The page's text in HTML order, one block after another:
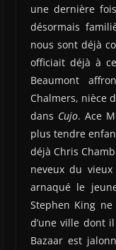
une dernière
désormais
nous sont déjà
officiait déjà à
Beaumont
Chalmers, nièce
dans Cujo. Ace
plus tendre
déjà Chris
neveux du
arnaqué le
Stephen King
d’une ville dont
Bazaar est